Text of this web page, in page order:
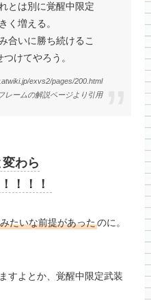
とは別に覚醒中限定
く増える。
合いに勝ち続けるこ
つけてやろう。
exvs2/pages/200.html
レームの解説ページより引用
わら
！！！
たいな前提があったのに。
すよとか、覚醒中限定武装